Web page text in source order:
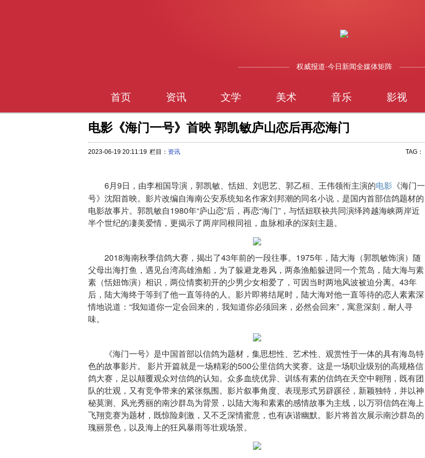
权威报道·今日新闻全媒体矩阵
首页 资讯 文学 美术 音乐 影视
电影《海门一号》首映 郭凯敏庐山恋后再恋海门
2023-06-19 20:11:19 栏目： 资讯 TAG：
6月9日，由李相国导演，郭凯敏、恬妞、刘思艺、郭乙桓、王伟领衔主演的电影 《海门一
号》沈阳首映。影片改编自海南公安系统知名作家刘邦潮的同名小说，是国内首部信鸽题材的
电影故事片。郭凯敏自1980年“庐山恋”后，再恋“海门”，与恬妞联袂共同演绎跨越海峡两岸近
半个世纪的凄美爱情，更揭示了两岸同根同祖，血脉相承的深刻主题。
2018海南秋季信鸽大赛，揭出了43年前的一段往事。1975年，陆大海（郭凯敏饰演）随
父母出海打鱼，遇见台湾高雄渔船，为了躲避龙卷风，两条渔船躲进同一个荒岛，陆大海与素
素（恬妞饰演）相识，两位情窦初开的少男少女相爱了，可因当时两地风波被迫分离。43年
后，陆大海终于等到了他一直等待的人。影片即将结尾时，陆大海对他一直等待的恋人素素深
情地说道：“我知道你一定会回来的，我知道你必须回来，必然会回来”，寓意深刻，耐人寻
味。
《海门一号》是中国首部以信鸽为题材，集思想性、艺术性、观赏性于一体的具有海岛特
色的故事影片。 影片开篇就是一场精彩的500公里信鸽大奖赛。这是一场职业级别的高规格信
鸽大赛，足以颠覆观众对信鸽的认知。众多血统优异、训练有素的信鸽在天空中翱翔，既有团
队的壮观，又有竞争带来的紧张氛围。影片叙事角度、表现形式另辟蹊径，新颖独特，并以神
秘莫测、风光秀丽的南沙群岛为背景，以陆大海和素素的感情故事为主线，以万羽信鸽在海上
飞翔竞赛为题材，既惊险刺激，又不乏深情蜜意，也有诙谐幽默。影片将首次展示南沙群岛的
瑰丽景色，以及海上的狂风暴雨等壮观场景。